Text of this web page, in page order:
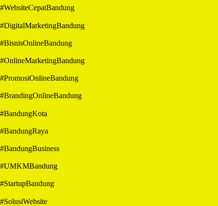
#WebsiteCepatBandung
#DigitalMarketingBandung
#BisnisOnlineBandung
#OnlineMarketingBandung
#PromosiOnlineBandung
#BrandingOnlineBandung
#BandungKota
#BandungRaya
#BandungBusiness
#UMKMBandung
#StartupBandung
#SolusiWebsite